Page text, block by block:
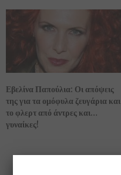
Εβελίνα Παπούλια: Οι απόψεις
της για τα ομόφυλα ζευγάρια και
το φλερτ από άντρες και…
γυναίκες!